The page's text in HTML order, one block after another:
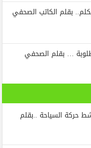
‬سيناء‭.. ‬والتاريخ‭ ‬يتكلم.. بقلم الكاتب الصحفي
… بقلم الصحفي
حركة السياحة ..بقلم